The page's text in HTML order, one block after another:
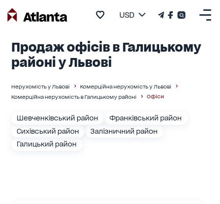
USD
Продаж офісів в Галицькому
районі у Львові
Нерухомість у Львові
Комерційна нерухомість у Львові
Комерційна нерухомість в Галицькому районі
Офіси
Шевченківський район
Франківський район
Сихівський район
Залізничний район
Галицький район